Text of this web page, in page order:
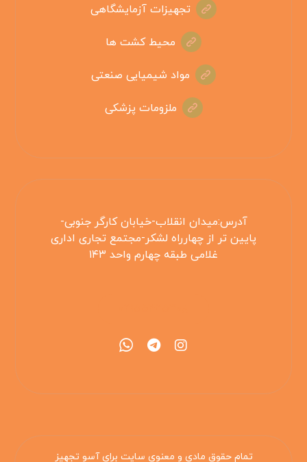
تجهیزات آزمایشگاهی
محیط کشت ها
مواد شیمیایی صنعتی
ملزومات پزشکی
آدرس:میدان انقلاب-خیابان کارگر جنوبی-
پایین تر از چهارراه لشکر-مجتمع تجاری اداری
غلامی طبقه چهارم واحد ۱۴۳
تمام حقوق مادی و معنوی سایت برای آسو تجهیز